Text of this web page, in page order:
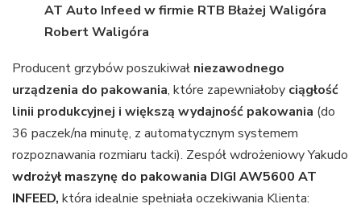
AT Auto Infeed w firmie RTB Błażej Waligóra
Robert Waligóra
Producent grzybów poszukiwał niezawodnego
urządzenia do pakowania, które zapewniałoby ciągłość
linii produkcyjnej i większą wydajność pakowania (do
36 paczek/na minutę, z automatycznym systemem
rozpoznawania rozmiaru tacki). Zespół wdrożeniowy Yakudo
wdrożył maszynę do pakowania DIGI AW5600 AT
INFEED, która idealnie spełniała oczekiwania Klienta: